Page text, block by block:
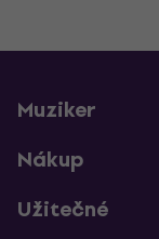
Muziker
Nákup
Užitečné